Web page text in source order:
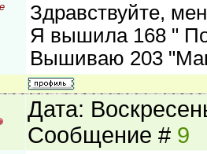
Здравствуйте,
Я вышила 168 "
Вышиваю 203
Дата:
Сообщение # 9